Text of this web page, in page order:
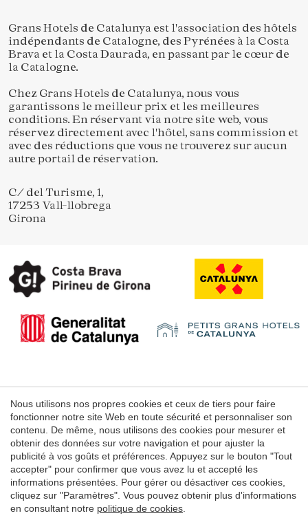
Grans Hotels de Catalunya est l'association des hôtels
indépendants de Catalogne, des Pyrénées à la Costa
Brava et la Costa Daurada, en passant par le cœur de
la Catalogne.
Chez Grans Hotels de Catalunya, nous vous
garantissons le meilleur prix et les meilleures
conditions. En réservant via notre site web, vous
réservez directement avec l'hôtel, sans commission et
avec des réductions que vous ne trouverez sur aucun
autre portail de réservation.
C/ del Turisme, 1,
17253 Vall-llobrega
Girona
Mentions légales
Conditions d'utilisation du web
Politique de cookies
© 1998 - 2026
Grans Hotels de Catalunya
Nous utilisons nos propres cookies et ceux de tiers pour faire
fonctionner notre site Web en toute sécurité et personnaliser son
contenu. De même, nous utilisons des cookies pour mesurer et
obtenir des données sur votre navigation et pour ajuster la
publicité à vos goûts et préférences. Appuyez sur le bouton "Tout
accepter" pour confirmer que vous avez lu et accepté les
informations présentées. Pour gérer ou désactiver ces cookies,
cliquez sur "Paramètres". Vous pouvez obtenir plus d'informations
en consultant notre politique de cookies
Enregistrer les paramètres Tout accepter